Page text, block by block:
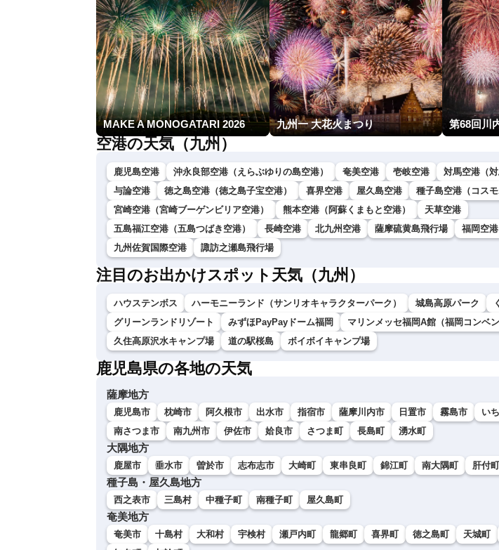
MAKE A MONOGATARI 2026 九州一 大花火まつり 第68回川
空港の天気（九州）
鹿児島空港 沖永良部空港（えらぶゆりの島空港） 奄美空港 壱岐空港
対馬空港（対
与論空港
徳之島空港（徳之島子宝空港） 喜界空港 屋久島空港
種子島空港（コスモ
宮崎空港（宮崎ブーゲンビリア空港）
熊本空港（阿蘇くまもと空港）
天草空港
五島福江空港（五島つばき空港）
長崎空港 北九州空港 薩摩硫黄島飛行場 福岡空港
九州佐賀国際空港
諏訪之瀬島飛行場
注目のお出かけスポット天気（九州）
ハウステンボス ハーモニーランド（サンリオキャラクターパーク） 城島高原パーク
グリーンランドリゾート
みずほPayPayドーム福岡
マリンメッセ福岡A館（福岡コンベ
久住高原沢水キャンプ場
道の駅桜島 ボイボイキャンプ場
鹿児島県の各地の天気
薩摩地方
鹿児島市 枕崎市 阿久根市 出水市 指宿市 薩摩川内市 日置市 霧島市
い
南さつま市
南九州市 伊佐市 姶良市 さつま町 長島町 湧水町
大隅地方
鹿屋市 垂水市 曽於市 志布志市 大崎町 東串良町 錦江町 南大隅町 肝付町
種子島・屋久島地方
西之表市 三島村 中種子町 南種子町 屋久島町
奄美地方
奄美市 十島村 大和村 宇検村 瀬戸内町 龍郷町 喜界町 徳之島町 天城町